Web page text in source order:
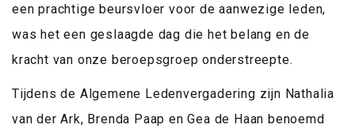
een prachtige beursvloer voor de aanwezige leden,
was het een geslaagde dag die het belang en de
kracht van onze beroepsgroep onderstreepte.
Tijdens de Algemene Ledenvergadering zijn Nathalia
van der Ark, Brenda Paap en Gea de Haan benoemd